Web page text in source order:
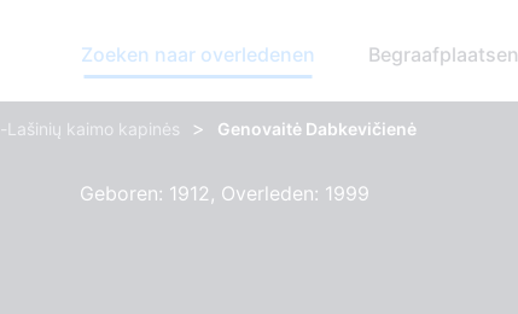
Zoeken naar overledenen Begraafplaatsen
Lašinių kaimo kapinės > Genovaitė Dabkevičienė
Geboren: 1912, Overleden: 1999